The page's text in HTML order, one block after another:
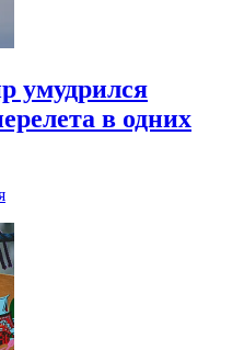
умудрился
в одних